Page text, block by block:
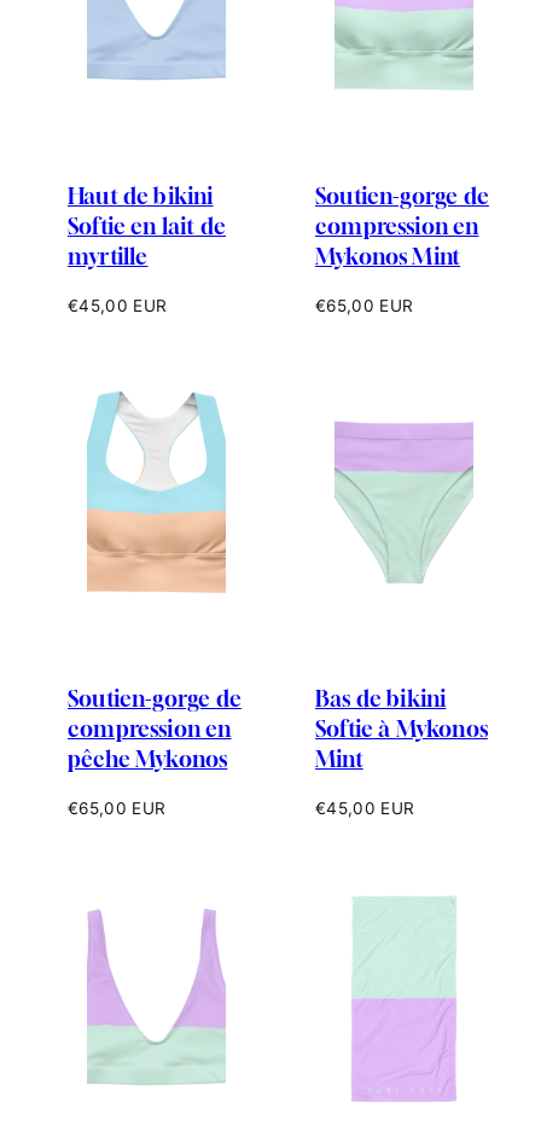
Haut de bikini
Softie en lait de
myrtille
Prix
€45,00 EUR
Soutien-gorge de
compression en
Mykonos Mint
Prix
€65,00 EUR
Soutien-gorge de
compression en
pêche Mykonos
Prix
€65,00 EUR
Bas de bikini
Softie à Mykonos
Mint
Prix
€45,00 EUR